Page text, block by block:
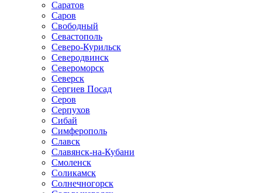
Саратов
Саров
Свободный
Севастополь
Северо-Курильск
Северодвинск
Североморск
Северск
Сергиев Посад
Серов
Серпухов
Сибай
Симферополь
Славск
Славянск-на-Кубани
Смоленск
Соликамск
Солнечногорск